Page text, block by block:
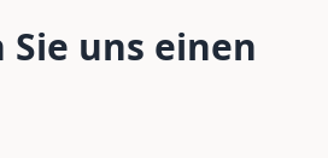
uns einen